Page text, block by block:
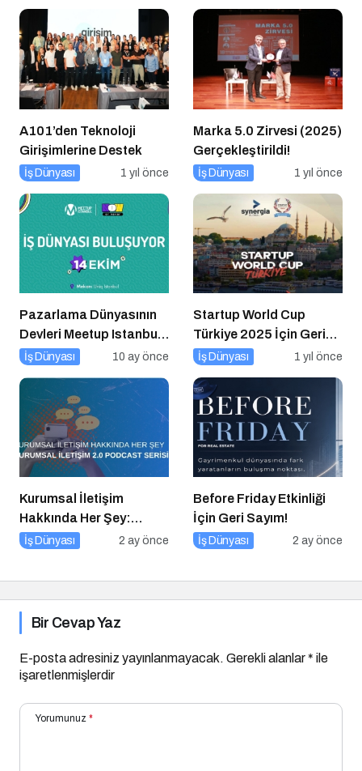
A101’den Teknoloji
Girişimlerine Destek
İş Dünyası 1 yıl önce
Marka 5.0 Zirvesi (2025)
Gerçekleştirildi!
İş Dünyası 1 yıl önce
Pazarlama Dünyasının
Devleri Meetup Istanbul
2025’te Buluşuyor
İş Dünyası 10 ay önce
Startup World Cup
Türkiye 2025 İçin Geri
Sayım!
İş Dünyası 1 yıl önce
Kurumsal İletişim
Hakkında Her Şey:
Kurumsal İletişim 2.0
İş Dünyası 2 ay önce
Before Friday Etkinliği
İçin Geri Sayım!
İş Dünyası 2 ay önce
Bir Cevap Yaz
E-posta adresiniz yayınlanmayacak. Gerekli alanlar* ile
işaretlenmişlerdir
Yorumunuz *